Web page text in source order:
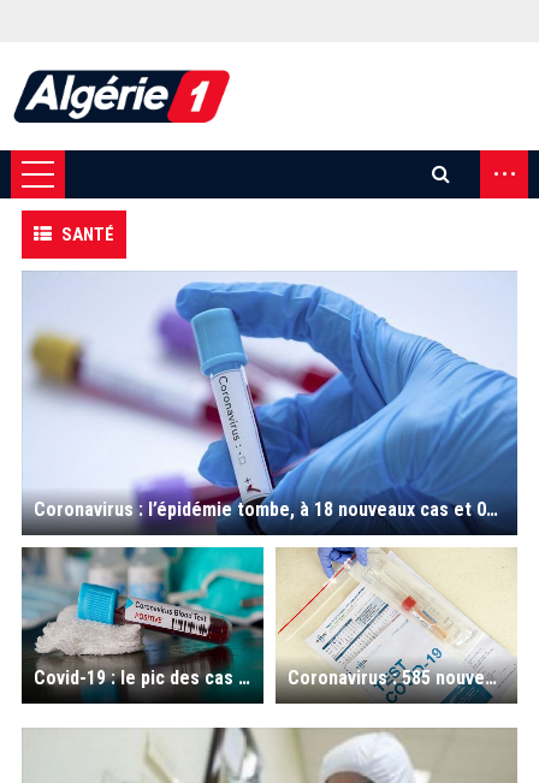
...
SANTÉ
Coronavirus : l’épidémie tombe, à 18 nouveaux cas et 01 décès ces dernières 24 heures ; les voyants au vert
Covid-19 : le pic des cas de contamination a été atteint le 25 janvier dernier, précise le ministre de la santé Coronavirus : 585 nouveaux cas, 485 guérisons et 11 décès au bilan de mercredi